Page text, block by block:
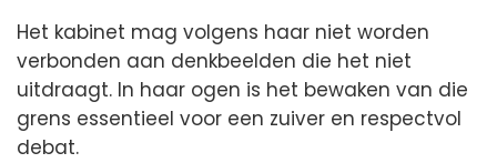
Het kabinet mag volgens haar niet worden
verbonden aan denkbeelden die het niet
uitdraagt. In haar ogen is het bewaken van die
grens essentieel voor een zuiver en respectvol
debat.